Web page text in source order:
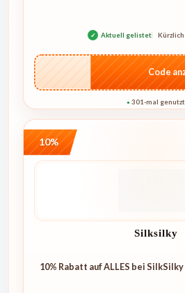
✓ Aktuell gelistet
Code
● 301-mal genutzt
10%
Silksilky
10% Rabatt auf ALLES bei